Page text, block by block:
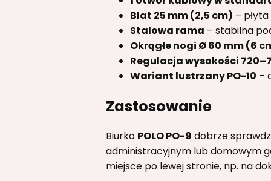
Blat 25 mm (2,5 cm) –
Stalowa rama – stabilna
Okrągłe nogi Ø 60 mm (6
Regulacja wysokości
Wariant lustrzany PO-10 –
Zastosowanie
Biurko POLO PO-9 dobrze
administracyjnym lub domowym
miejsce po lewej stronie, np. na